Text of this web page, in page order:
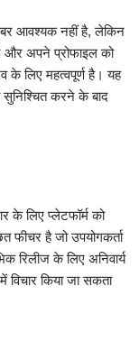
आवश्यक नहीं है, लेकिन
और अपने प्रोफाइल को
के लिए महत्वपूर्ण है। यह
सुनिश्चित करने के बाद
के लिए प्लेटफॉर्म को
फीचर है जो उपयोगकर्ता
रिलीज के लिए अनिवार्य
किया जा सकता